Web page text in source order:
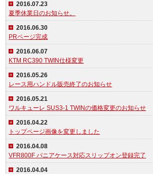
2016.07.23
夏季休業日のお知らせ。
2016.06.30
PRページ完成
2016.06.07
KTM RC390 TWIN仕様変更
2016.05.26
レース用ハンドル販売終了のお知らせ
2016.05.21
ワルキューレ SUS3-1 TWINの価格変更のお知らせ
2016.04.22
トップページ画像を変更しました
2016.04.08
VFR800F パニアケース対応スリップオン登録完了
2016.04.04